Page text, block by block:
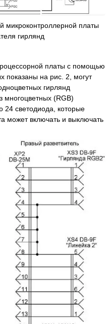
микроконтроллерной платы
гирлянд
платы с помощью
показаны на рис. 2, могут
гирлянд
многоцветных (RGB)
24 светодиода, которые
может включать и выключать